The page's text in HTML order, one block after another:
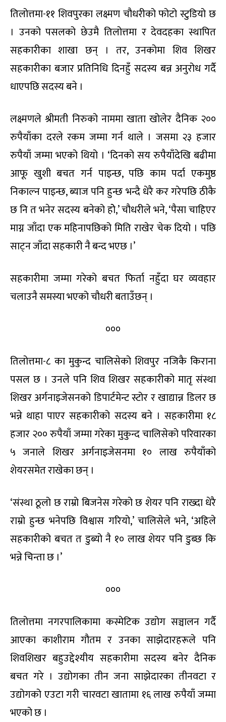
तिलोत्तमा-११ शिवपुरका लक्ष्मण चौधरीको फोटो स्टुडियो छ
। उनको पसलको छेउमै तिलोत्तमा र देवदहका स्थापित
सहकारीका शाखा छन् । तर, उनकोमा शिव शिखर
सहकारीका बजार प्रतिनिधि दिनहुँ सदस्य बन्न अनुरोध गर्दै
धाएपछि सदस्य बने ।
लक्ष्मणले श्रीमती निरुको नाममा खाता खोलेर दैनिक २००
रुपैयाँका दरले रकम जम्मा गर्न थाले । जसमा २३ हजार
रुपैयाँ जम्मा भएको थियो । ‘दिनको सय रुपैयाँदेखि बढीमा
आफू खुशी बचत गर्न पाइन्छ, पछि काम पर्दा एकमुष्ठ
निकाल्न पाइन्छ, ब्याज पनि हुन्छ भन्दै धेरै कर गरेपछि ठीकै
छ नि त भनेर सदस्य बनेको होे,’ चौधरीले भने, ‘पैसा चाहिएर
माग्न जाँदा एक महिनापछिको मिति राखेर चेक दियो । पछि
साट्न जाँदा सहकारी नै बन्द भएछ ।’
सहकारीमा जम्मा गरेको बचत फिर्ता नहुँदा घर व्यवहार
चलाउनै समस्या भएको चौधरी बताउँछन् ।
०००
तिलोत्तमा-८ का मुकुन्द चालिसेको शिवपुर नजिकै किराना
पसल छ । उनले पनि शिव शिखर सहकारीको मातृ संस्था
शिखर अर्गनाइजेसनको डिपार्टमेन्ट स्टोर र खाद्यान्न डिलर छ
भन्ने थाहा पाएर सहकारीको सदस्य बने । सहकारीमा १८
हजार २०० रुपैयाँ जम्मा गरेका मुकुन्द चालिसेको परिवारका
५ जनाले शिखर अर्गनाइजेसनमा १० लाख रुपैयाँको
शेयरसमेत राखेका छन् ।
‘संस्था ठूलो छ राम्रो बिजनेस गरेको छ शेयर पनि राख्दा धेरै
राम्रो हुन्छ भनेपछि विश्वास गरियो,’ चालिसेले भने, ‘अहिले
सहकारीको बचत त डुब्यो नै १० लाख शेयर पनि डुब्छ कि
भन्ने चिन्ता छ ।’
०००
तिलोत्तमा नगरपालिकामा कस्मेटिक उद्योग सञ्चालन गर्दै
आएका काशीराम गौतम र उनका साझेदारहरूले पनि
शिवशिखर बहुउद्देश्यीय सहकारीमा सदस्य बनेर दैनिक
बचत गरे । उद्योगका तीन जना साझेदारका तीनवटा र
उद्योगको एउटा गरी चारवटा खातामा १६ लाख रुपैयाँ जम्मा
भएको छ ।